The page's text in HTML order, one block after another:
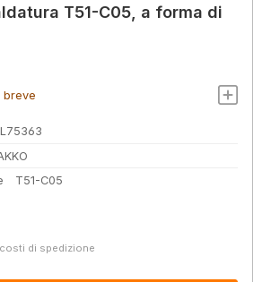
T51-C05, a forma di
breve
T51-C05
di spedizione